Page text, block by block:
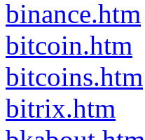
binance.htm
bitcoin.htm
bitcoins.htm
bitrix.htm